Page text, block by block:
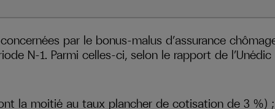
par le bonus-malus d’assurance
N-1. Parmi celles-ci, selon le rapport de l’Unédic
la moitié au taux plancher de cotisation de 3 %) ;